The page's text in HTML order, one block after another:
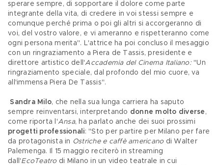
sperare sempre, di sopportare il dolore come parte
integrante della vita, di credere in voi stessi sempre e
comunque perché prima o poi gli altri si accorgeranno di
voi, del vostro valore, e vi ameranno e rispetteranno come
ogni persona merita". L'attrice ha poi concluso il mesaggio
con un ringraziamento a Piera de Tassis, presidente e
direttore artistico dell'Accademia del Cinema Italiano: "Un
ringraziamento speciale, dal profondo del mio cuore, va
all'immensa Piera De Tassis".
Sandra Milo, che nella sua lunga carriera ha saputo
sempre reinventarsi, interpretando donne molto diverse ,
come riporta l'Ansa, ha parlato anche dei suoi prossimi
progetti professionali: "Sto per partire per Milano per fare
da protagonista in Ostriche e caffè americano di Walter
Palemenga. Il 15 maggio reciterò in streaming
dall'EcoTeatro di Milano in un video teatrale in cui